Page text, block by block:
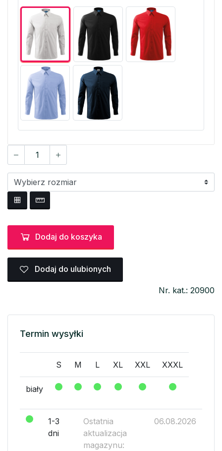
Dodaj do koszyka
Dodaj do ulubionych
Nr. kat.: 20900
Termin wysyłki
S M L XL XXL XXXL
biały
1-3
dni
Ostatnia
aktualizacja
magazynu:
06.08.2026